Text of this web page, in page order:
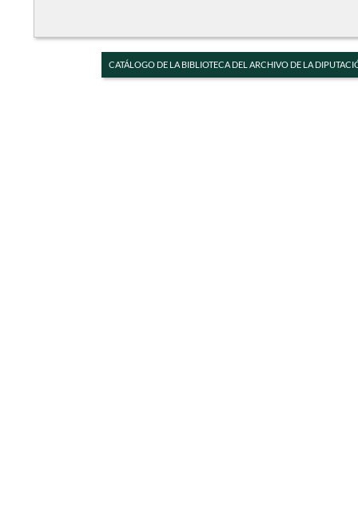
CATÁLOGO DE LA BIBLIOTECA DEL ARCHIVO DE LA